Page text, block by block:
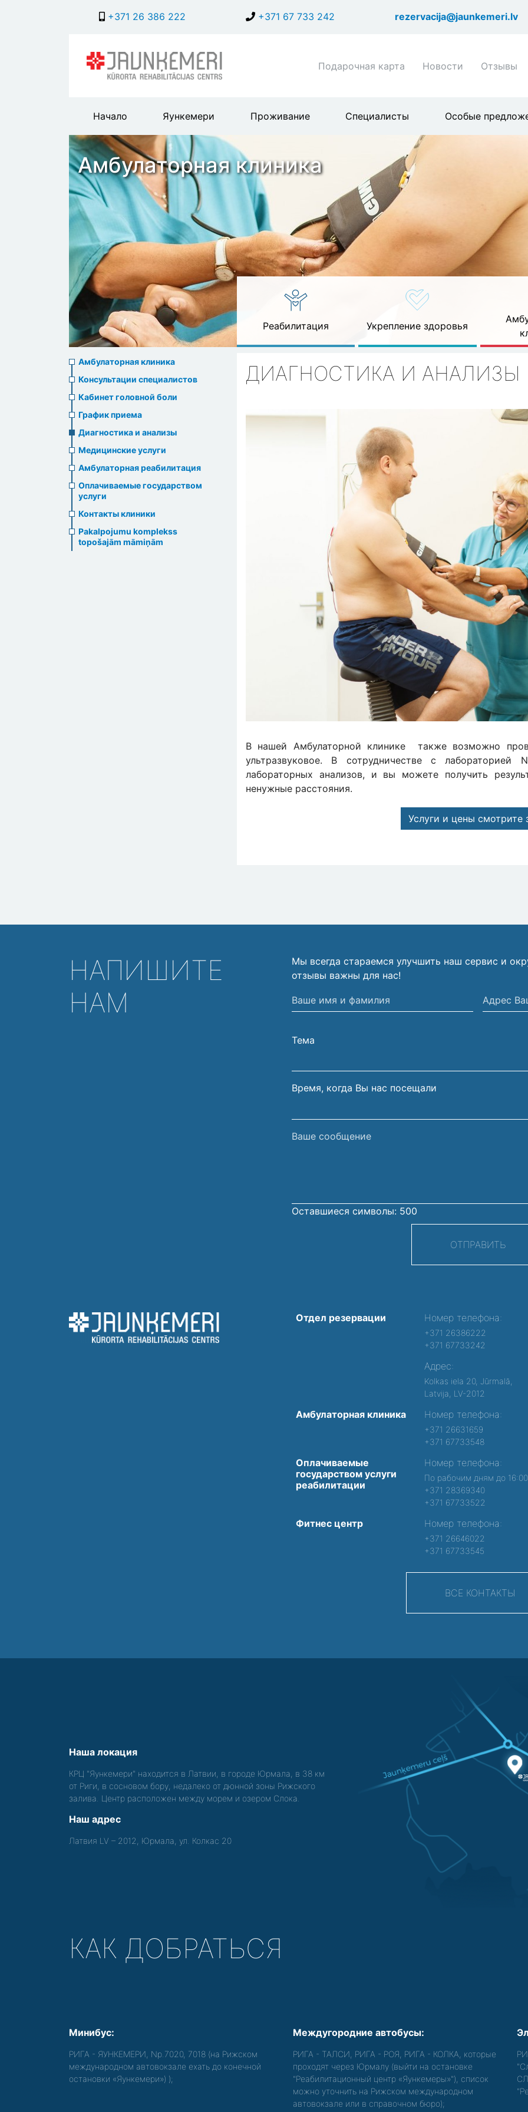
к
+371 26 386 222 +371 67 733 242 rezervacija@jaunkemeri.lv
Shortcuts
menu
Подарочная карта Новости Отзывы
Main
header
menu
Начало Яункемери Проживание Специалисты Особые
Амбулаторная клиника
Реабилитация Укрепление здоровья
Ambulatory
clinic
menu
Амбулаторная клиника
Консультации специалистов
Кабинет головной боли
График приема
Диагностика и анализы
Медицинские услуги
Амбулаторная реабилитация
Оплачиваемые государством
услуги
Контакты клиники
Pakalpojumu komplekss
topošajām māmiņām
ДИАГНОСТИКА И АНАЛИЗЫ
В нашей Амбулаторной клинике также возможно
ультразвуковое. В сотрудничестве с
лабораторных анализов, и вы можете получить
ненужные расстояния.
Услуги и цены смотрите
НАПИШИТЕ
НАМ
Мы всегда стараемся улучшить наш сервис и
отзывы важны для нас!
Ваше
имя
фамилия
Адрес
Вашей
Тема
Время, когда Вы нас посещали
Ваше
Оставшиеся символы: 500
ОТПРАВИТЬ
Отдел резервации Номер телефона:
+371 26386222
+371 67733242
Адрес:
Kolkas iela 20, Jūrmalā,
Latvija, LV-2012
Амбулаторная клиника Номер телефона:
+371 26631659
+371 67733548
Оплачиваемые
государством услуги
реабилитации
Номер телефона:
По рабочим дням до 16:00
+371 28369340
+371 67733522
Фитнес центр Номер телефона:
+371 26646022
+371 67733545
ВСЕ КОНТАКТЫ
Наша локация
КРЦ "Яункемери" находится в Латвии, в городе Юрмала, в 38 км
от Риги, в сосновом бору, недалеко от дюнной зоны Рижского
залива. Центр расположен между морем и озером Слока.
Наш адрес
Латвия LV – 2012, Юрмала, ул. Колкас 20
КАК ДОБРАТЬСЯ
Минибус:
РИГА - ЯУНКЕМЕРИ, Nр.7020, 7018 (на Рижском
международном автовокзале ехать до конечной
остановки «Яункемери») );
Междугородние автобусы:
РИГА - ТАЛСИ, РИГА - РОЯ, РИГА - КОЛКА, которые
проходят через Юрмалу (выйти на остановке
"Реабилитационный центр «Яункемеры»"), список
можно уточнить на Рижском международном
автовокзале или в справочном бюро);